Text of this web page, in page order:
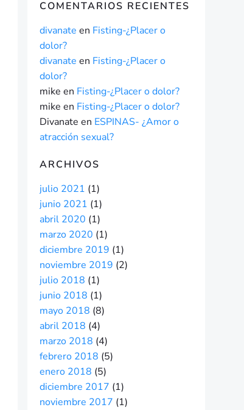
COMENTARIOS RECIENTES
divanate en Fisting-¿Placer o
dolor?
divanate en Fisting-¿Placer o
dolor?
mike en Fisting-¿Placer o dolor?
mike en Fisting-¿Placer o dolor?
Divanate en ESPINAS- ¿Amor o
atracción sexual?
ARCHIVOS
julio 2021 (1)
junio 2021 (1)
abril 2020 (1)
marzo 2020 (1)
diciembre 2019 (1)
noviembre 2019 (2)
julio 2018 (1)
junio 2018 (1)
mayo 2018 (8)
abril 2018 (4)
marzo 2018 (4)
febrero 2018 (5)
enero 2018 (5)
diciembre 2017 (1)
noviembre 2017 (1)